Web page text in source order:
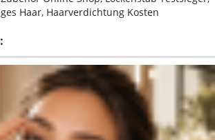
Haar, Haarverdichtung Kosten